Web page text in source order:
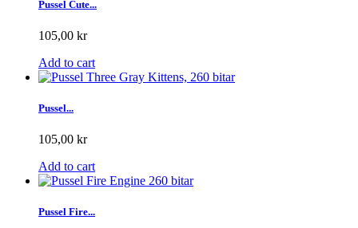
Pussel Cute...
105,00 kr
Add to cart
Pussel...
105,00 kr
Add to cart
Pussel Fire...